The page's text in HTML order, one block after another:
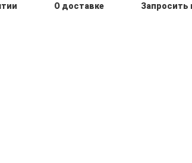
О доставке Запросить